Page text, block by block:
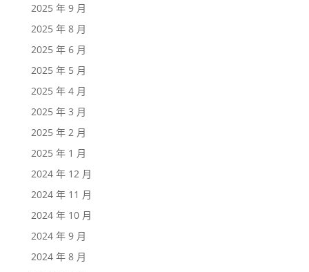
2025 年 9 月
2025 年 8 月
2025 年 6 月
2025 年 5 月
2025 年 4 月
2025 年 3 月
2025 年 2 月
2025 年 1 月
2024 年 12 月
2024 年 11 月
2024 年 10 月
2024 年 9 月
2024 年 8 月